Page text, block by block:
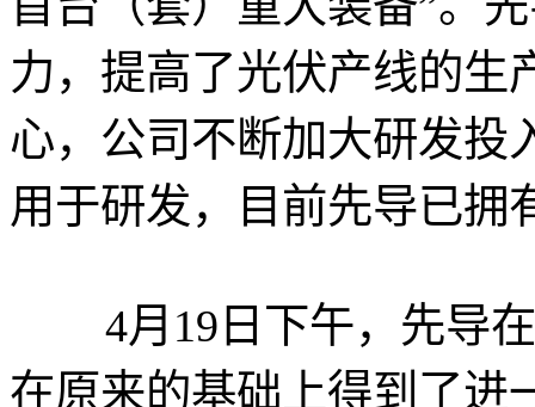
力，提高了光伏产线的生
心，公司不断加大研发投
用于研发，目前先导已拥
4月19日下午，先导在
在原来的基础上得到了进